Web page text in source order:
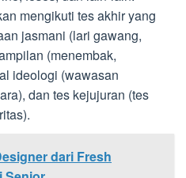
mengikuti tes akhir yang
jasmani (lari gawang,
(menembak,
ideologi (wawasan
dan tes kejujuran (tes
dari Fresh